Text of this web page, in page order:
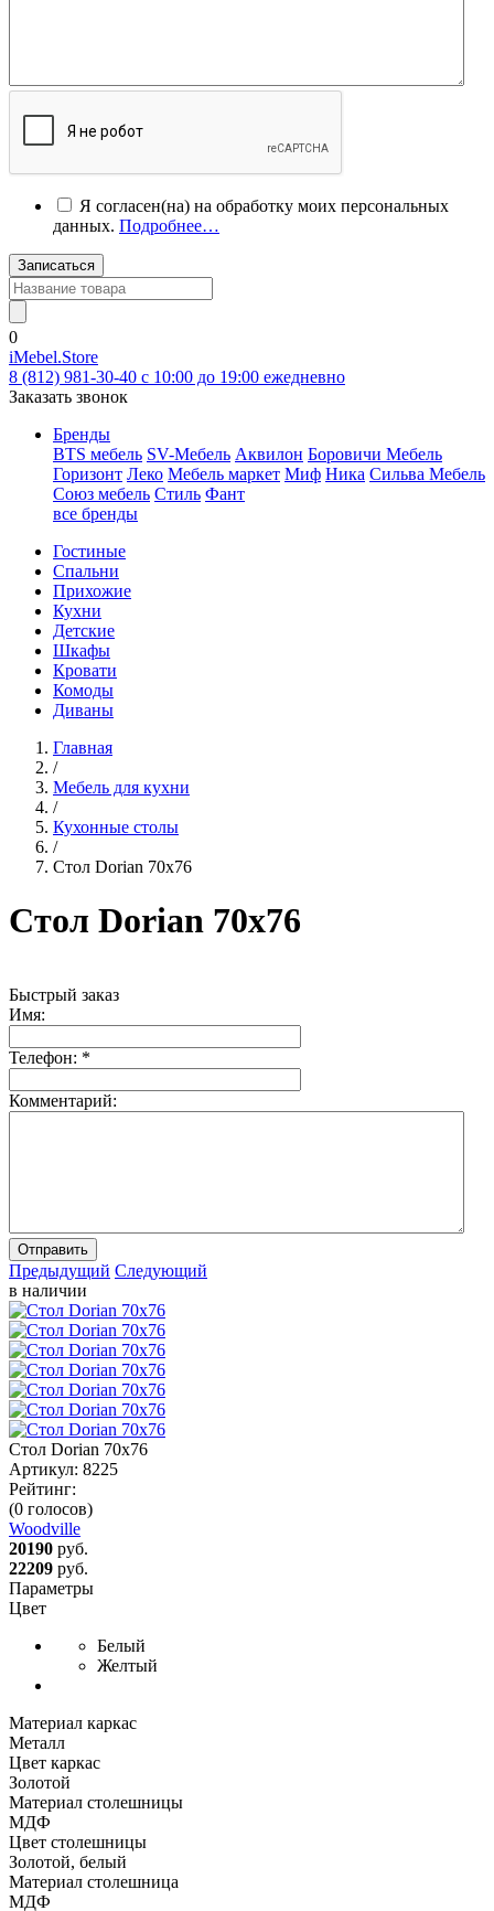
Я согласен(на) на обработку моих персональных
данных. Подробнее…
Записаться
0
iMebel.Store
8 (812) 981-30-40 c 10:00 до 19:00 ежедневно
Заказать звонок
Бренды
BTS мебель SV-Мебель Аквилон Боровичи Мебель
Горизонт Леко Мебель маркет Миф Ника Сильва Мебель
Союз мебель Стиль Фант
все бренды
Гостиные
Спальни
Прихожие
Кухни
Детские
Шкафы
Кровати
Комоды
Диваны
Главная
/
Мебель для кухни
/
Кухонные столы
/
Стол Dorian 70х76
Стол Dorian 70х76
Быстрый заказ
Имя:
Телефон: *
Комментарий:
Отправить
Предыдущий Следующий
в наличии
Стол Dorian 70х76
Артикул: 8225
Рейтинг:
(0 голосов)
Woodville
20190 руб.
22209 руб.
Параметры
Цвет
Белый
Желтый
Материал каркас
Металл
Цвет каркас
Золотой
Материал столешницы
МДФ
Цвет столешницы
Золотой, белый
Материал столешница
МДФ